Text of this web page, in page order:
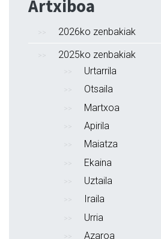
Artxiboa
2026ko zenbakiak
2025ko zenbakiak
Urtarrila
Otsaila
Martxoa
Apirila
Maiatza
Ekaina
Uztaila
Iraila
Urria
Azaroa